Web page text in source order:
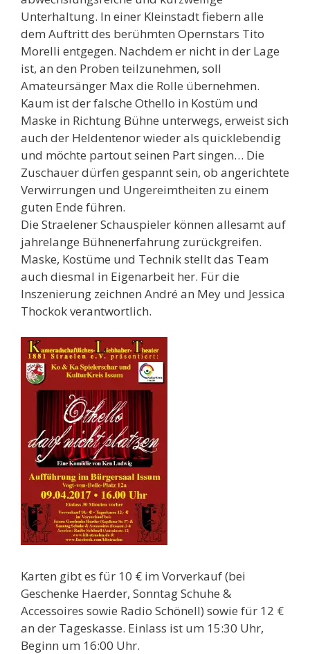
Unterhaltung. In einer Kleinstadt fiebern alle
dem Auftritt des berühmten Opernstars Tito
Morelli entgegen. Nachdem er nicht in der Lage
ist, an den Proben teilzunehmen, soll
Amateursänger Max die Rolle übernehmen.
Kaum ist der falsche Othello in Kostüm und
Maske in Richtung Bühne unterwegs, erweist sich
auch der Heldentenor wieder als quicklebendig
und möchte partout seinen Part singen… Die
Zuschauer dürfen gespannt sein, ob angerichtete
Verwirrungen und Ungereimtheiten zu einem
guten Ende führen.
Die Straelener Schauspieler können allesamt auf
jahrelange Bühnenerfahrung zurückgreifen.
Maske, Kostüme und Technik stellt das Team
auch diesmal in Eigenarbeit her. Für die
Inszenierung zeichnen André an Mey und Jessica
Thockok verantwortlich.
Karten gibt es für 10 € im Vorverkauf (bei
Geschenke Haerder, Sonntag Schuhe &
Accessoires sowie Radio Schönell) sowie für 12 €
an der Tageskasse. Einlass ist um 15:30 Uhr,
Beginn um 16:00 Uhr.